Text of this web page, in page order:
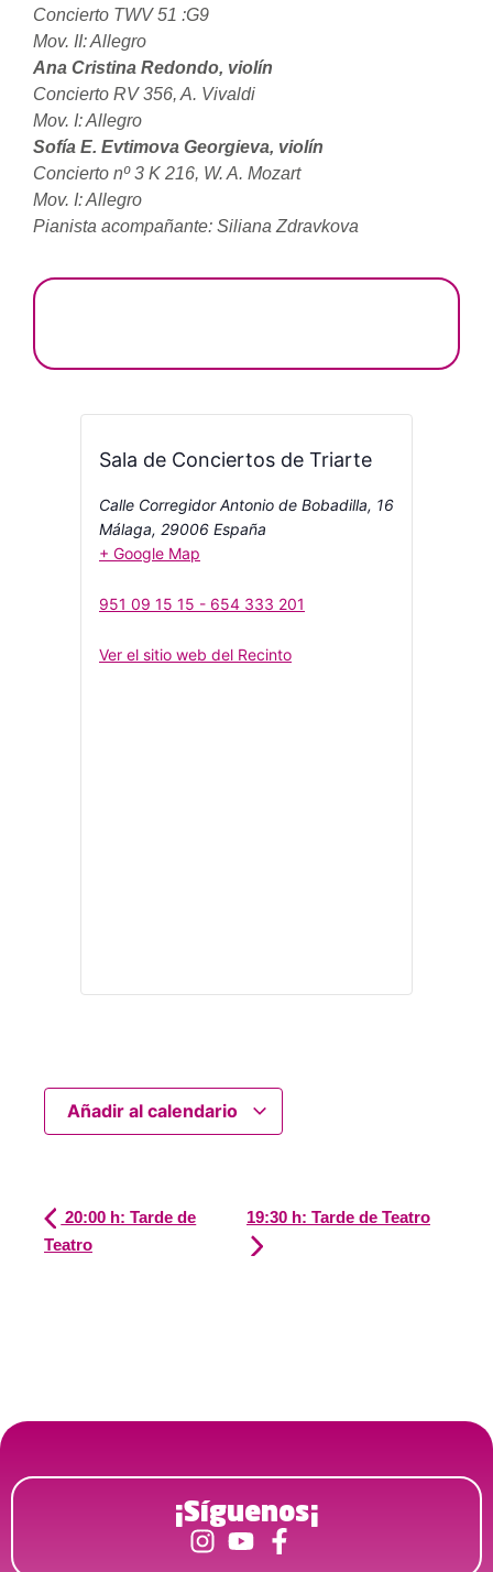
Concierto TWV 51 :G9
Mov. II: Allegro
Ana Cristina Redondo, violín
Concierto RV 356, A. Vivaldi
Mov. I: Allegro
Sofía E. Evtimova Georgieva, violín
Concierto nº 3 K 216, W. A. Mozart
Mov. I: Allegro
Pianista acompañante: Siliana Zdravkova
Sala de Conciertos de Triarte
Calle Corregidor Antonio de Bobadilla, 16
Málaga, 29006 España
+ Google Map
951 09 15 15 - 654 333 201
Ver el sitio web del Recinto
Añadir al calendario
20:00 h: Tarde de
Teatro
19:30 h: Tarde de Teatro
¡Síguenos¡